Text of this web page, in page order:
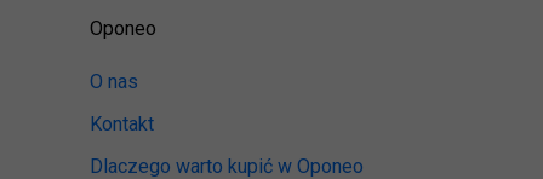
Oponeo
O nas
Kontakt
Dlaczego warto kupić w Oponeo